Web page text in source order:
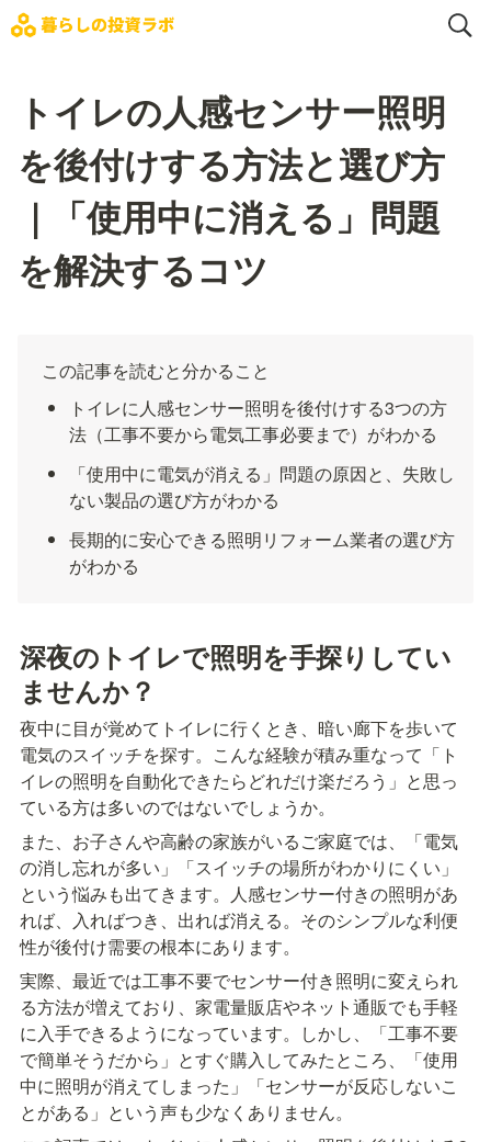
トイレの人感センサー照明
を後付けする方法と選び方
｜「使用中に消える」問題
を解決するコツ
この記事を読むと分かること
トイレに人感センサー照明を後付けする3つの方
法（工事不要から電気工事必要まで）がわかる
「使用中に電気が消える」問題の原因と、失敗し
ない製品の選び方がわかる
長期的に安心できる照明リフォーム業者の選び方
がわかる
深夜のトイレで照明を手探りしてい
ませんか？
夜中に目が覚めてトイレに行くとき、暗い廊下を歩いて
電気のスイッチを探す。こんな経験が積み重なって「ト
イレの照明を自動化できたらどれだけ楽だろう」と思っ
ている方は多いのではないでしょうか。
また、お子さんや高齢の家族がいるご家庭では、「電気
の消し忘れが多い」「スイッチの場所がわかりにくい」
という悩みも出てきます。人感センサー付きの照明があ
れば、入ればつき、出れば消える。そのシンプルな利便
性が後付け需要の根本にあります。
実際、最近では工事不要でセンサー付き照明に変えられ
る方法が増えており、家電量販店やネット通販でも手軽
に入手できるようになっています。しかし、「工事不要
で簡単そうだから」とすぐ購入してみたところ、「使用
中に照明が消えてしまった」「センサーが反応しないこ
とがある」という声も少なくありません。